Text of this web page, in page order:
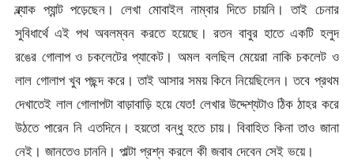
ব্ল্যাক প্যান্ট পড়েছেন। লেখা মোবাইল নাম্বার দিতে চায়নি। তাই চেনার
সুবিধার্থে এই পথ অবলম্বন করতে হয়েছে। রতন বাবুর হাতে একটি হলুদ
রঙের গোলাপ ও চকলেটের প্যাকেট। অমল বলছিল মেয়েরা নাকি চকলেট ও
লাল গোলাপ খুব পছন্দ করে। তাই আসার সময় কিনে নিয়েছিলেন। তবে প্রথম
দেখাতেই লাল গোলাপটা বাড়াবাড়ি হয়ে যেত! লেখার উদ্দেশ্যটাও ঠিক ঠাহর করে
উঠতে পারেন নি এতদিনে। হয়তো বন্ধু হতে চায়। বিবাহিত কিনা তাও জানা
নেই। জানতেও চাননি। পাল্টা প্রশ্ন করলে কী জবাব দেবেন সেই ভয়ে।